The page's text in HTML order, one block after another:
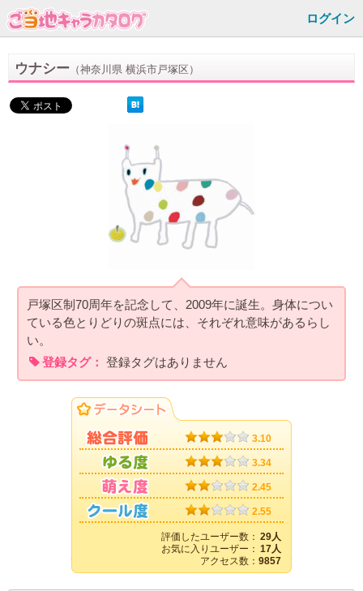
ログイン
ウナシー （神奈川県 横浜市戸塚区）
戸塚区制70周年を記念して、2009年に誕生。身体につい
ている色とりどりの斑点には、それぞれ意味があるらし
い。
登録タグ： 登録タグはありません
3.10
3.34
2.45
2.55
評価したユーザー数： 29人
お気に入りユーザー： 17人
アクセス数： 9857